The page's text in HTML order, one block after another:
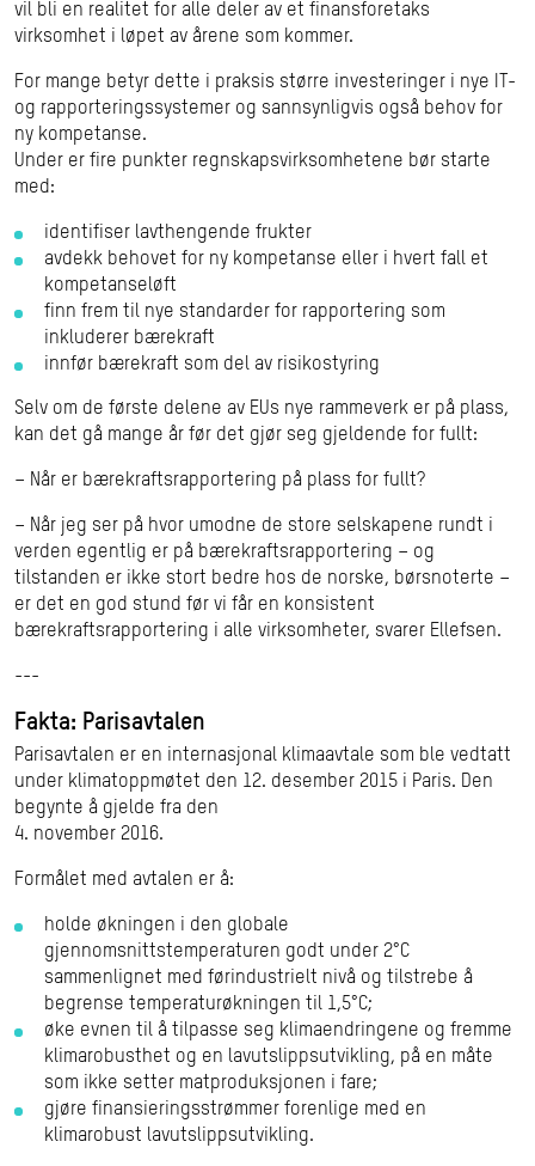
vil bli en realitet for alle deler av et finansforetaks
virksomhet i løpet av årene som kommer.
For mange betyr dette i praksis større investeringer i nye IT-
og rapporteringssystemer og sannsynligvis også behov for
ny kompetanse.
Under er fire punkter regnskapsvirksomhetene bør starte
med:
identifiser lavthengende frukter
avdekk behovet for ny kompetanse eller i hvert fall et
kompetanseløft
finn frem til nye standarder for rapportering som
inkluderer bærekraft
innfør bærekraft som del av risikostyring
Selv om de første delene av EUs nye rammeverk er på plass,
kan det gå mange år før det gjør seg gjeldende for fullt:
– Når er bærekraftsrapportering på plass for fullt?
– Når jeg ser på hvor umodne de store selskapene rundt i
verden egentlig er på bærekraftsrapportering – og
tilstanden er ikke stort bedre hos de norske, børsnoterte –
er det en god stund før vi får en konsistent
bærekraftsrapportering i alle virksomheter, svarer Ellefsen.
---
Fakta: Parisavtalen
Parisavtalen er en internasjonal klimaavtale som ble vedtatt
under klimatoppmøtet den 12. desember 2015 i Paris. Den
begynte å gjelde fra den
4. november 2016.
Formålet med avtalen er å:
holde økningen i den globale
gjennomsnittstemperaturen godt under 2°C
sammenlignet med førindustrielt nivå og tilstrebe å
begrense temperaturøkningen til 1,5°C;
øke evnen til å tilpasse seg klimaendringene og fremme
klimarobusthet og en lavutslippsutvikling, på en måte
som ikke setter matproduksjonen i fare;
gjøre finansieringsstrømmer forenlige med en
klimarobust lavutslippsutvikling.